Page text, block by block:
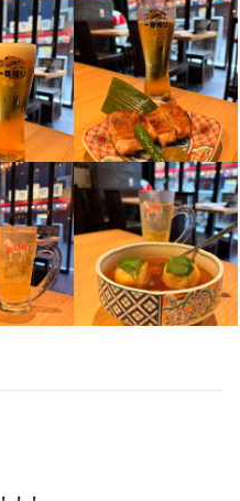
活かしたテーブルなど、和の
イリッシュな印象を与える空
時間が流れる店内で、おでん
帰りにふらっと立ち寄るビジ
されるグループなど、幅広い
るため、デートや接待など特
ございます。
ら働ける環境と、成果をき
な方
野を尊重し、力を発揮でき
ちしています。
迎！
方
な方
野を尊重し、力を発揮でき
ちしています。
な方
な方
ッセージ
うございます。
経験や強みを活かしながら働
ます。
店を盛り上げていきません
町ビル 1F